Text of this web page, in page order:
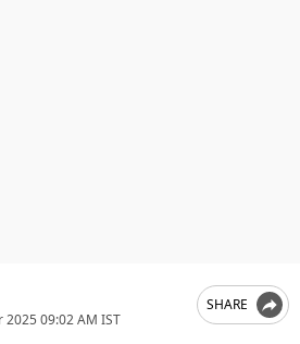
2025 09:02 AM IST
SHARE